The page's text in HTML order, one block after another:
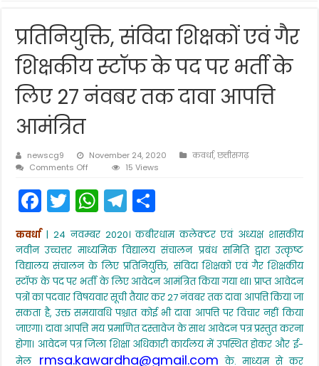
प्रतिनियुक्ति, संविदा शिक्षकों एवं गैर
शिक्षकीय स्टॉफ के पद पर भर्ती के
लिए 27 नंवबर तक दावा आपत्ति
आमंत्रित
newscg9 November 24, 2020 कवर्धा,छत्तीसगढ़
Comments Off
संविदा
शिक्षकों
एवं
शिक्षकीय
स्टॉफ
के
पद
पर
भर्ती
के
लिए
27
नंवबर
तक
15 Views
F
a
c
e
b
o
o
T
w
itt
er
W
h
a
ts
A
p
p
T
el
e
gr
a
m
h
ar
e
कवर्धा| 24 नवम्बर 2020। कबीरधाम कलेक्टर एवं अध्यक्ष शासकीय
नवीन उच्चत्तर माध्यमिक विद्यालय संचालन प्रबंध समिति द्वारा उत्कृष्ट
विद्यालय संचालन के लिए प्रतिनियुक्ति, संविदा शिक्षकों एवं गैर शिक्षकीय
स्टॉफ के पद पर भर्ती के लिए आवेदन आमंत्रित किया गया था। प्राप्त आवेदन
पत्रों का पदवार विषयवार सूची तैयार कर 27 नंवबर तक दावा आपत्ति किया जा
सकता है, उक्त समयावधि पश्चात कोई भी दावा आपत्ति पर विचार नहीं किया
जाएगा। दावा आपत्ति मय प्रमाणित दस्तावेज के साथ आवेदन पत्र प्रस्तुत करना
होगा। आवेदन पत्र जिला शिक्षा अधिकारी कार्यलय में उपस्थित होकर और ई-
मेल
rmsa.kawardha@gmail.com के. माध्यम से कर